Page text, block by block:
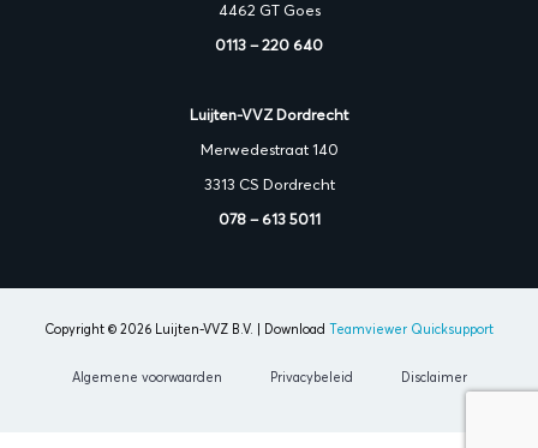
4462 GT Goes
0113 – 220 640
Luijten-VVZ Dordrecht
Merwedestraat 140
3313 CS Dordrecht
078 – 613 5011
Copyright © 2026 Luijten-VVZ B.V. | Download Teamviewer Quicksupport
Algemene voorwaarden Privacybeleid Disclaimer